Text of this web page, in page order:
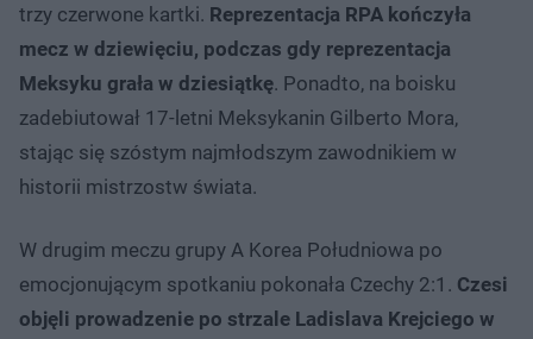
trzy czerwone kartki. Reprezentacja RPA kończyła
mecz w dziewięciu, podczas gdy reprezentacja
Meksyku grała w dziesiątkę. Ponadto, na boisku
zadebiutował 17-letni Meksykanin Gilberto Mora,
stając się szóstym najmłodszym zawodnikiem w
historii mistrzostw świata.
W drugim meczu grupy A Korea Południowa po
emocjonującym spotkaniu pokonała Czechy 2:1. Czesi
objęli prowadzenie po strzale Ladislava Krejciego w